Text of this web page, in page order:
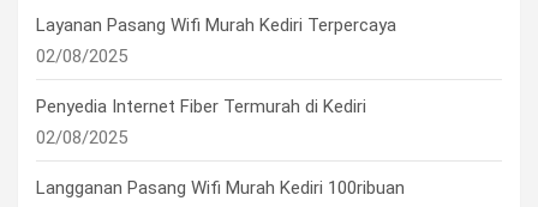
Layanan Pasang Wifi Murah Kediri Terpercaya
02/08/2025
Penyedia Internet Fiber Termurah di Kediri
02/08/2025
Langganan Pasang Wifi Murah Kediri 100ribuan